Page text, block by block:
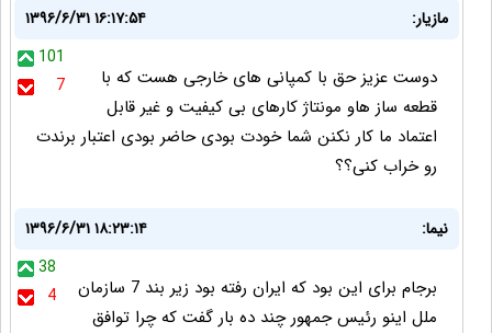
مازیار:
۱۳۹۶/۶/۳۱ ۱۶:۱۷:۵۴
101
7
دوست عزیز حق با کمپانی های خارجی هست که با
قطعه ساز هاو مونتاژ کارهای بی کیفیت و غیر قابل
اعتماد ما کار نکنن شما خودت بودی حاضر بودی اعتبار برندت
رو خراب کنی؟؟
نیما:
۱۳۹۶/۶/۳۱ ۱۸:۲۳:۱۴
38
4
برجام برای این بود که ایران رفته بود زیر بند 7 سازمان
ملل اینو رئیس جمهور چند ده بار گفت که چرا توافق